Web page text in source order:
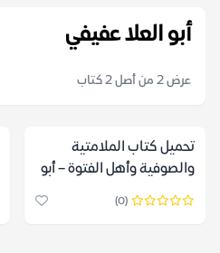
أبو العلا عفيفي
عرض 2 من أصل 2 كتاب
تحميل كتاب الملامتية
والصوفية وأهل الفتوة – أبو
العلا عفيفي
(0)